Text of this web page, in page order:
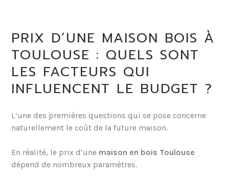
PRIX D’UNE MAISON BOIS À
TOULOUSE : QUELS SONT
LES FACTEURS QUI
INFLUENCENT LE BUDGET ?
L’une des premières questions qui se pose concerne
naturellement le coût de la future maison.
En réalité, le prix d’une maison en bois Toulouse
dépend de nombreux paramètres.